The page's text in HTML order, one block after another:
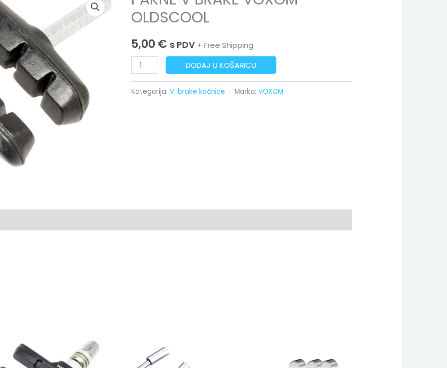
OLDSCOOL
5,00€ s PDV + Free Shipping
V
BRAKE
VOXOM
OLDSCOOL
količina
DODAJ U KOŠARICU
Kategorija: V-brake kočnice Marka: VOXOM